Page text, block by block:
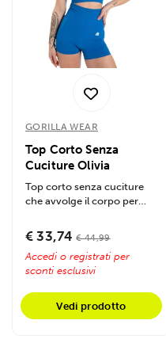
Utilizziamo i cookie per
annunci, per fornire
analizzare il nostro
informazioni sul modo in
nostri partner che si
con altre informazioni che
raccolto dal tuo utilizzo
GORILLA WEAR
Top Corto Senza
Cuciture Olivia
Top corto senza cuciture
che avvolge il corpo per
movimenti,...
€ 33,74 € 44,99
Accedi o registrati per
sconti esclusivi
Vedi prodotto